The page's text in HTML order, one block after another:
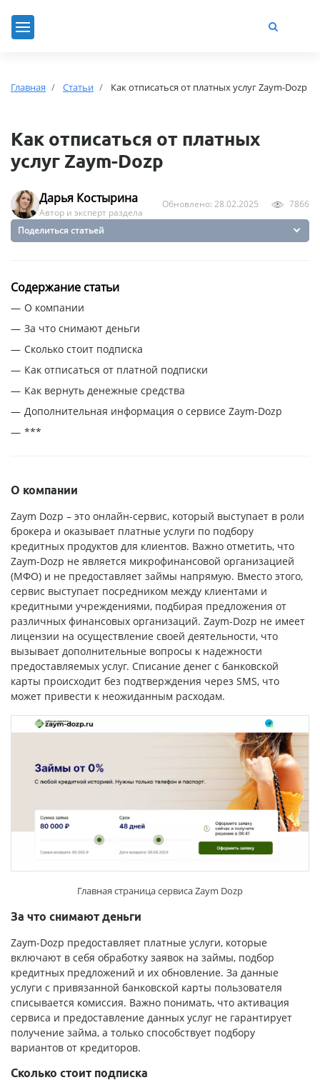
Главная Статьи Как отписаться от платных услуг Zaym-Dozp
Как отписаться от платных
услуг Zaym-Dozp
Дарья Костырина
Автор и эксперт раздела
Обновлено: 28.02.2025 7866
Поделиться статьей
Содержание статьи
О компании
За что снимают деньги
Сколько стоит подписка
Как отписаться от платной подписки
Как вернуть денежные средства
Дополнительная информация о сервисе Zaym-Dozp
***
О компании
Zaym Dozp – это онлайн-сервис, который выступает в роли
брокера и оказывает платные услуги по подбору
кредитных продуктов для клиентов. Важно отметить, что
Zaym-Dozp не является микрофинансовой организацией
(МФО) и не предоставляет займы напрямую. Вместо этого,
сервис выступает посредником между клиентами и
кредитными учреждениями, подбирая предложения от
различных финансовых организаций. Zaym-Dozp не имеет
лицензии на осуществление своей деятельности, что
вызывает дополнительные вопросы к надежности
предоставляемых услуг. Списание денег с банковской
карты происходит без подтверждения через SMS, что
может привести к неожиданным расходам.
Главная страница сервиса Zaym Dozp
За что снимают деньги
Zaym-Dozp предоставляет платные услуги, которые
включают в себя обработку заявок на займы, подбор
кредитных предложений и их обновление. За данные
услуги с привязанной банковской карты пользователя
списывается комиссия. Важно понимать, что активация
сервиса и предоставление данных услуг не гарантирует
получение займа, а только способствует подбору
вариантов от кредиторов.
Сколько стоит подписка